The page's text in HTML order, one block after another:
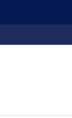
– 05.08.2026)